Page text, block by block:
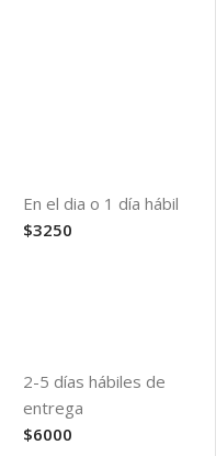
En el dia o 1 día hábil
$3250
2-5 días hábiles de
entrega
$6000